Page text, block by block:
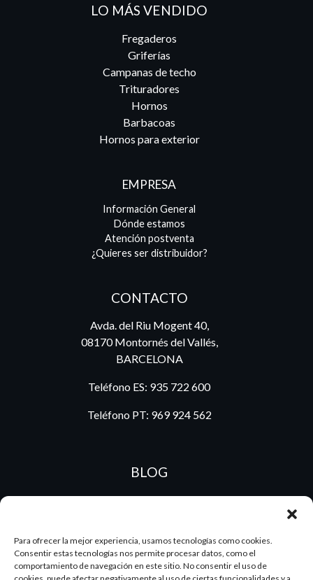
Para ofrecer la mejor experiencia, usamos tecnologías como cookies.
Consentir estas tecnologías nos permite procesar datos, como el
comportamiento de navegación en este sitio. No consentir el uso de
LO MÁS VENDIDO
Fregaderos
Griferías
Campanas de techo
Trituradores
Hornos
Barbacoas
Hornos para exterior
EMPRESA
Información General
Dónde estamos
Atención postventa
¿Quieres ser distribuidor?
CONTACTO
Avda. del Riu Mogent 40,
08170 Montornés del Vallés,
BARCELONA
Teléfono ES: 935 722 600
Teléfono PT: 969 924 562
BLOG